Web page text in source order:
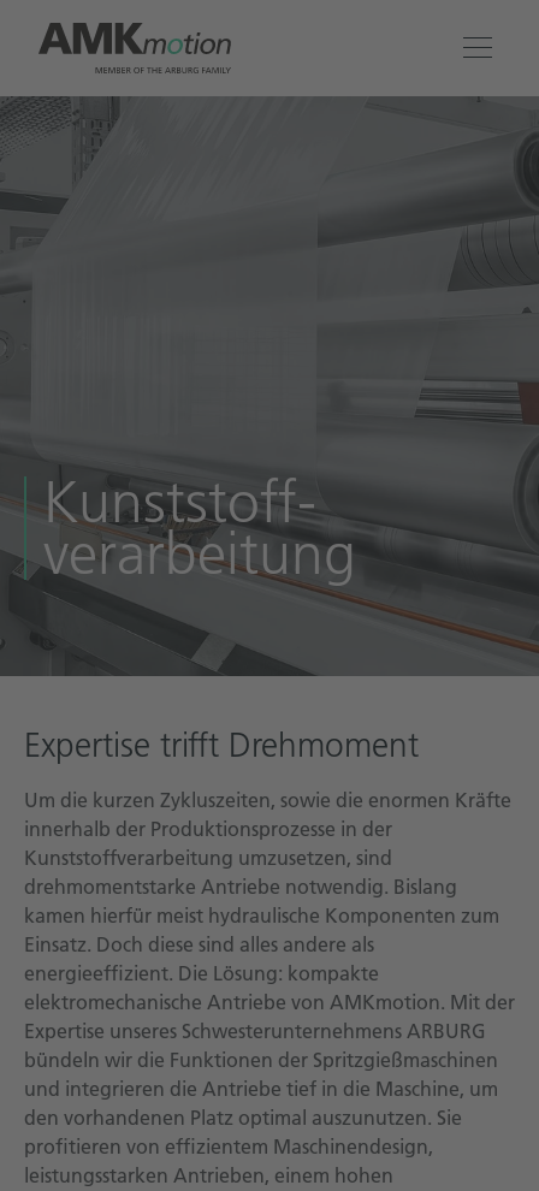
Produkte
Lösungen
Technische Dokumentation
Kunststoff­
verarbeitung
Expertise trifft Drehmoment
Um die kurzen Zykluszeiten, sowie die enormen Kräfte
innerhalb der Produktionsprozesse in der
Kunststoffverarbeitung umzusetzen, sind
drehmomentstarke Antriebe notwendig. Bislang
kamen hierfür meist hydraulische Komponenten zum
Einsatz. Doch diese sind alles andere als
energieeffizient. Die Lösung: kompakte
elektromechanische Antriebe von AMKmotion. Mit der
Expertise unseres Schwesterunternehmens ARBURG
bündeln wir die Funktionen der Spritzgießmaschinen
und integrieren die Antriebe tief in die Maschine, um
den vorhandenen Platz optimal auszunutzen. Sie
profitieren von effizientem Maschinendesign,
leistungsstarken Antrieben, einem hohen